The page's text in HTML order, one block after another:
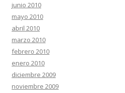
junio 2010
mayo 2010
abril 2010
marzo 2010
febrero 2010
enero 2010
diciembre 2009
noviembre 2009